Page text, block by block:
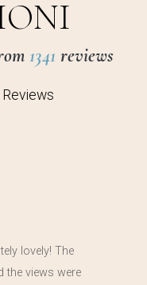
1341 reviews
lovely! The
the views were